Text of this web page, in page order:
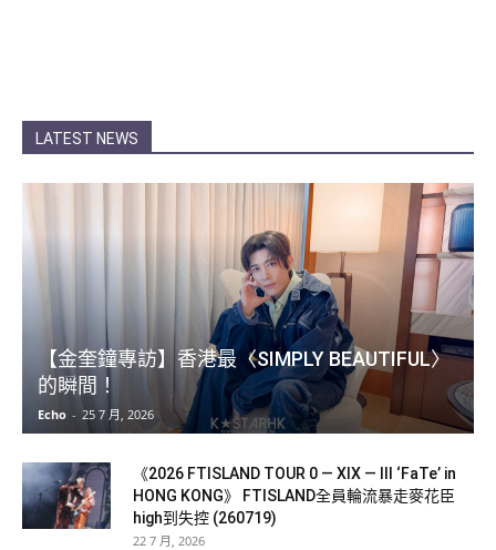
LATEST NEWS
【金奎鐘專訪】香港最〈SIMPLY BEAUTIFUL〉
的瞬間！
Echo - 25 7 月, 2026
《2026 FTISLAND TOUR 0 — XIX — III ‘FaTe’ in
HONG KONG》 FTISLAND全員輪流暴走麥花臣
high到失控 (260719)
22 7 月, 2026